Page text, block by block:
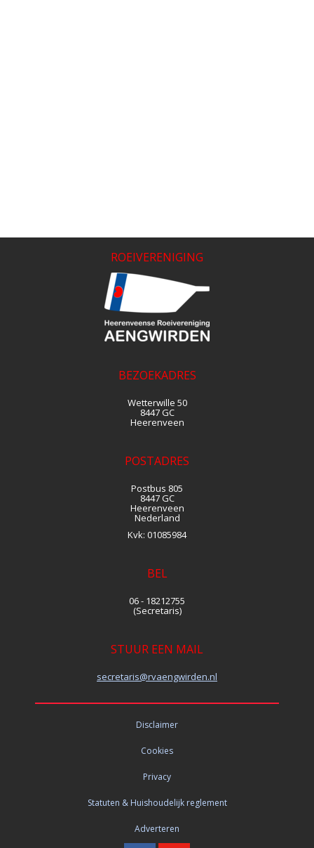
ROEIVERENIGING
BEZOEKADRES
Wetterwille 50
8447 GC
Heerenveen
POSTADRES
Postbus 805
8447 GC
Heerenveen
Nederland
Kvk: 01085984
BEL
06 - 18212755
(Secretaris)
STUUR EEN MAIL
siraterces@rvaengwirden.nl
Disclaimer
Cookies
Privacy
Statuten & Huishoudelijk reglement
Adverteren